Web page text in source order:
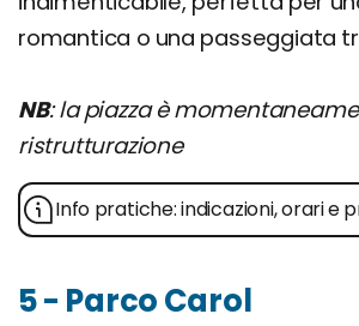
romantica o una passeggiata
NB: la piazza è
ristrutturazione
Info pratiche: indicazioni, orari e
5 - Parco Carol